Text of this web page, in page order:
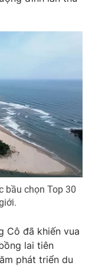
có sự chấp
phát hành lại
bầu chọn Top 30
Cô đã khiến vua
lai tiên
phát triển du